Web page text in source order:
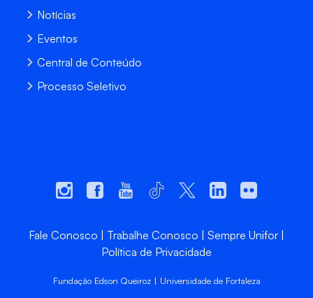
Notícias
Eventos
Central de Conteúdo
Processo Seletivo
Fale Conosco Trabalhe Conosco
Sempre Unifor
Política de Privacidade
Fundação Edson Queiroz | Universidade de Fortaleza